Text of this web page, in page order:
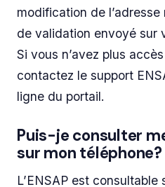
modification de
de validation envoyé sur
Si vous n’avez plus
contactez le support
ligne du portail.
Puis-je consulter
sur mon téléphone?
L’ENSAP est consultable